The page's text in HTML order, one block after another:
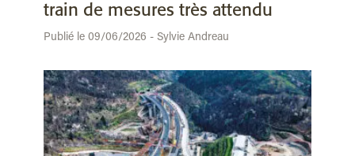
train de mesures très attendu
Publié le 09/06/2026 - Sylvie Andreau